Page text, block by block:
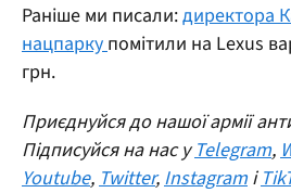
Раніше ми писали:директора
нацпарку помітили на Lexus
грн.
Приєднуйся до нашої армії
Підписуйся на нас уTelegram,
Youtube, Twitter, Instagram і